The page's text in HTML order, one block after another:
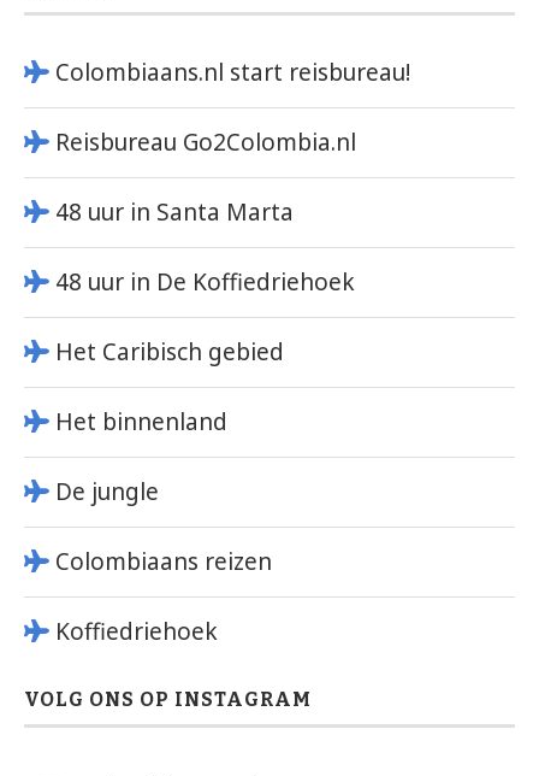
Colombiaans.nl start reisbureau!
Reisbureau Go2Colombia.nl
48 uur in Santa Marta
48 uur in De Koffiedriehoek
Het Caribisch gebied
Het binnenland
De jungle
Colombiaans reizen
Koffiedriehoek
VOLG ONS OP INSTAGRAM